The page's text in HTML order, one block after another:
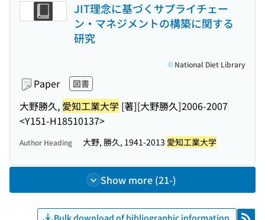
JIT理念に基づくサプライチェー
ン・マネジメントの構築に関する
研究
Paper 図書
大野勝久, 愛知工業大学 [著][大野勝久]2006-2007
<Y151-H18510137>
National Diet Library
Author Heading 大野, 勝久, 1941-2013 愛知工業大学
Show more (21-)
Bulk download of bibliographic information